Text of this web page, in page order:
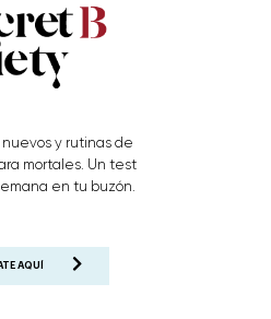
nuevos y rutinas de
mortales. Un test
en tu buzón.
AQUÍ